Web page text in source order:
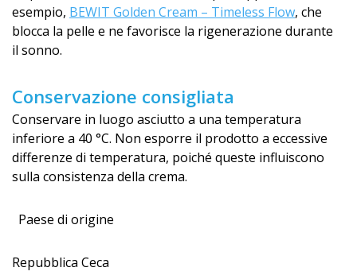
esempio, BEWIT Golden Cream – Timeless Flow, che
blocca la pelle e ne favorisce la rigenerazione durante
il sonno.
Conservazione consigliata
Conservare in luogo asciutto a una temperatura
inferiore a 40 °C. Non esporre il prodotto a eccessive
differenze di temperatura, poiché queste influiscono
sulla consistenza della crema.
Paese di origine
Repubblica Ceca